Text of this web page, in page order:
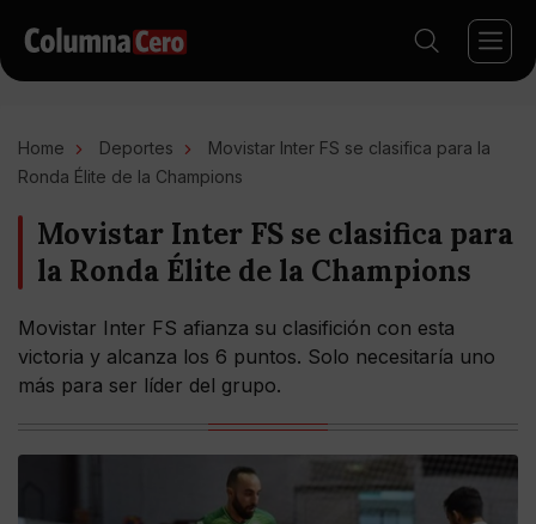
Home Deportes
Movistar Inter FS se clasifica para la
Ronda Élite de la Champions
Movistar Inter FS se clasifica para
la Ronda Élite de la Champions
Movistar Inter FS afianza su clasifición con esta
victoria y alcanza los 6 puntos. Solo necesitaría uno
más para ser líder del grupo.